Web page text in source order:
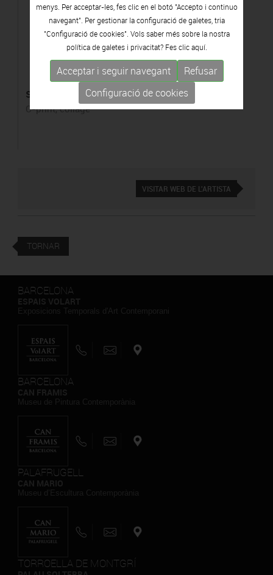
s/t, II
C-print, collage
VISITAR WEB DE L'ARTISTA
TORNAR
BARCELONA
BARCELONA
PALAFRUGELL
TORROELLA DE MONTGRÍ
menys. Per acceptar-les, fes clic en el botó "Accepto i continuo
navegant". Per gestionar la configuració de galetes, tria
"Configuració de cookies". Vols saber més sobre la nostra
política de galetes i privacitat? Fes clicaquí.
Acceptar i seguir navegant
Refusar
Configuració de cookies